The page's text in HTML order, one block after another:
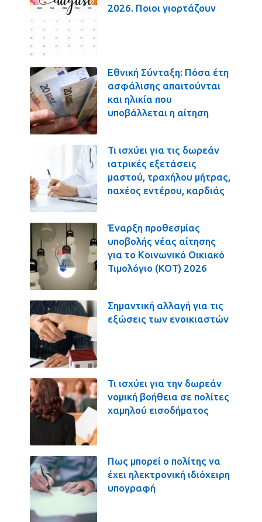
2026. Ποιοι γιορτάζουν
Εθνική Σύνταξη: Πόσα έτη
ασφάλισης απαιτούνται
και ηλικία που
υποβάλλεται η αίτηση
Τι ισχύει για τις δωρεάν
ιατρικές εξετάσεις
μαστού, τραχήλου μήτρας,
παχέος εντέρου, καρδιάς
Έναρξη προθεσμίας
υποβολής νέας αίτησης
για το Κοινωνικό Οικιακό
Τιμολόγιο (ΚΟΤ) 2026
Σημαντική αλλαγή για τις
εξώσεις των ενοικιαστών
Τι ισχύει για την δωρεάν
νομική βοήθεια σε πολίτες
χαμηλού εισοδήματος
Πως μπορεί ο πολίτης να
έχει ηλεκτρονική ιδιόχειρη
υπογραφή